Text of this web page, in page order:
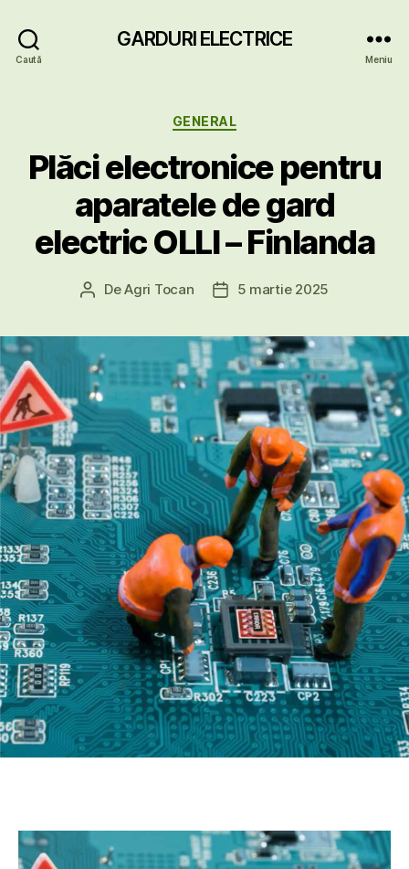
Caută
GARDURI ELECTRICE
Meniu
Categorii
GENERAL
Plăci electronice pentru
aparatele de gard
electric OLLI – Finlanda
Autor
DeAgri Tocan
Dată5 martie 2025